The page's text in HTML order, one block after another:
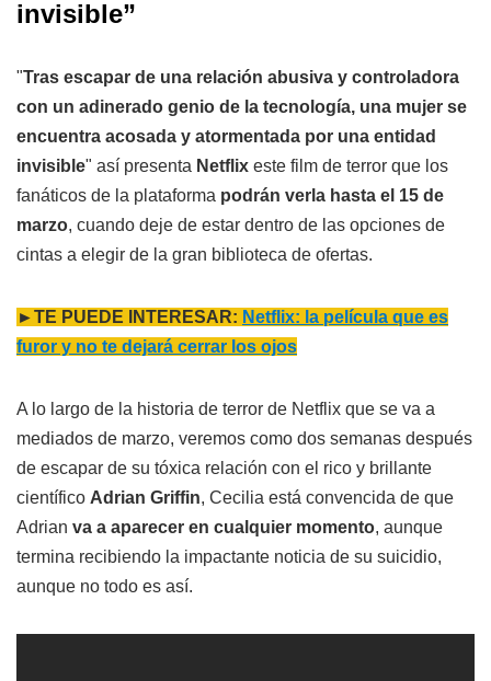
invisible”
"Tras escapar de una relación abusiva y controladora
con un adinerado genio de la tecnología, una mujer se
encuentra acosada y atormentada por una entidad
invisible" así presenta Netflix este film de terror que los
fanáticos de la plataforma podrán verla hasta el 15 de
marzo, cuando deje de estar dentro de las opciones de
cintas a elegir de la gran biblioteca de ofertas.
►TE PUEDE INTERESAR: Netflix: la película que es
furor y no te dejará cerrar los ojos
A lo largo de la historia de terror de Netflix que se va a
mediados de marzo, veremos como dos semanas después
de escapar de su tóxica relación con el rico y brillante
científico Adrian Griffin, Cecilia está convencida de que
Adrian va a aparecer en cualquier momento, aunque
termina recibiendo la impactante noticia de su suicidio,
aunque no todo es así.